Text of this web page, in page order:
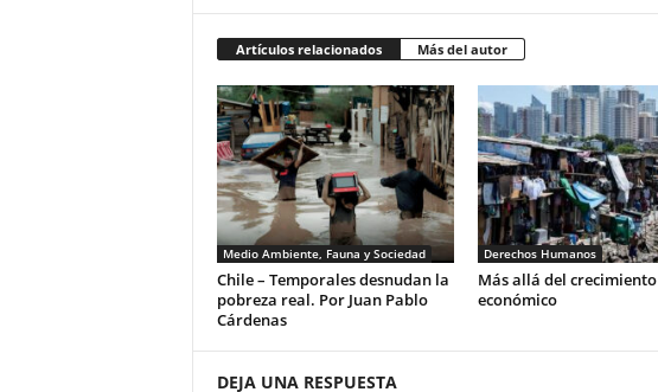
Artículos relacionados Más del autor
Medio Ambiente, Fauna y Sociedad
Chile – Temporales desnudan la
pobreza real. Por Juan Pablo
Cárdenas
Derechos Humanos
Más allá del crecimiento
económico
DEJA UNA RESPUESTA